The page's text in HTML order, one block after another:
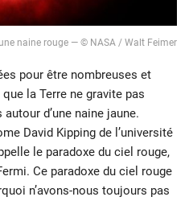
naine rouge — © NASA / Walt Feimer
pour être nombreuses et
la Terre ne gravite pas
d’une naine jaune.
David Kipping de l’université
le paradoxe du ciel rouge,
Ce paradoxe du ciel rouge
n’avons-nous toujours pas